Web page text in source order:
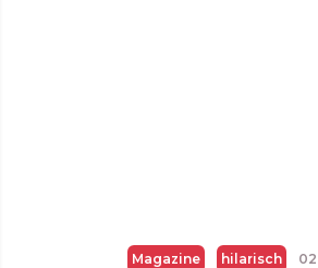
Magazine hilarisch